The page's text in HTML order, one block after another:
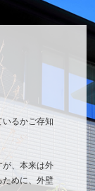
るかご存知
が、本来は外
ために、外壁